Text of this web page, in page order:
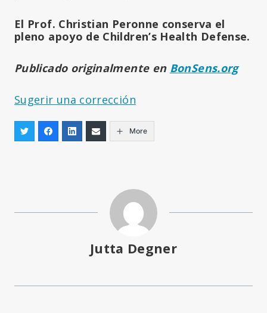
El Prof. Christian Peronne conserva el
pleno apoyo de Children’s Health Defense.
Publicado originalmente en BonSens.org
Sugerir una corrección
More
Jutta Degner